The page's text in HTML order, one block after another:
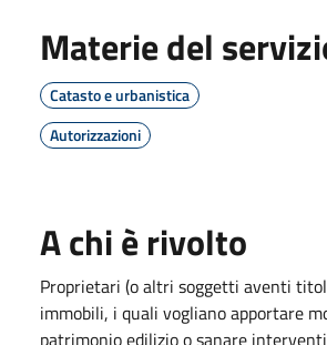
Materie del
Catasto e urbanistica
Autorizzazioni
A chi è rivolto
Proprietari (o altri soggetti aventi
immobili, i quali vogliano apportare
patrimonio edilizio o sanare